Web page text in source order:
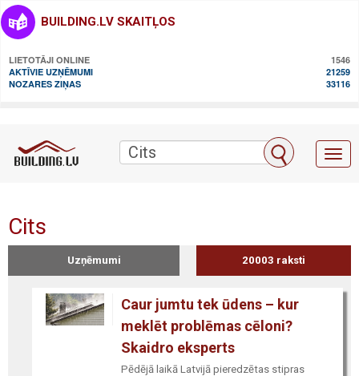
BUILDING.LV SKAITĻOS
LIETOTĀJI ONLINE
1546
AKTĪVIE UZŅĒMUMI
21259
NOZARES ZIŅAS
33116
Cits
Uzņēmumi 20003 raksti
Caur jumtu tek ūdens – kur
meklēt problēmas cēloni?
Skaidro eksperts
Pēdējā laikā Latvijā pieredzētas stipras